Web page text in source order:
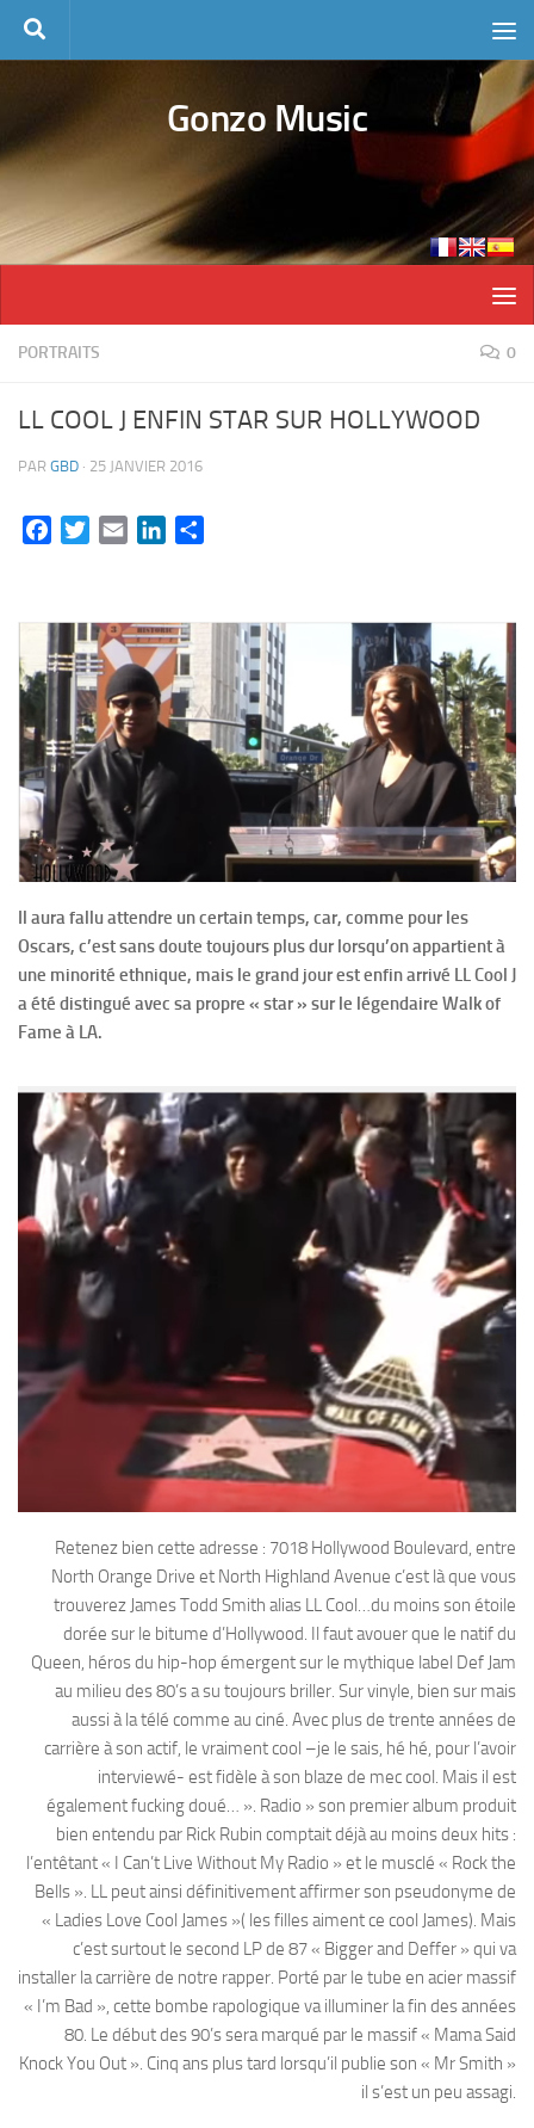
Skip to content
Gonzo Music
PORTRAITS 0
LL COOL J ENFIN STAR SUR HOLLYWOOD
PAR GBD · 25 JANVIER 2016
FacebookTwitterEmail LinkedIn
Il aura fallu attendre un certain temps, car, comme pour les
Oscars, c’est sans doute toujours plus dur lorsqu’on appartient à
une minorité ethnique, mais le grand jour est enfin arrivé LL Cool J
a été distingué avec sa propre « star » sur le légendaire Walk of
Fame à LA.
Retenez bien cette adresse : 7018 Hollywood Boulevard, entre
North Orange Drive et North Highland Avenue c’est là que vous
trouverez James Todd Smith alias LL Cool…du moins son étoile
dorée sur le bitume d’Hollywood. Il faut avouer que le natif du
Queen, héros du hip-hop émergent sur le mythique label Def Jam
au milieu des 80’s a su toujours briller. Sur vinyle, bien sur mais
aussi à la télé comme au ciné. Avec plus de trente années de
carrière à son actif, le vraiment cool –je le sais, hé hé, pour l’avoir
interviewé- est fidèle à son blaze de mec cool. Mais il est
également fucking doué… ». Radio » son premier album produit
bien entendu par Rick Rubin comptait déjà au moins deux hits :
l’entêtant « I Can’t Live Without My Radio » et le musclé « Rock the
Bells ». LL peut ainsi définitivement affirmer son pseudonyme de
« Ladies Love Cool James »( les filles aiment ce cool James). Mais
c’est surtout le second LP de 87 « Bigger and Deffer » qui va
installer la carrière de notre rapper. Porté par le tube en acier massif
« I’m Bad », cette bombe rapologique va illuminer la fin des années
80. Le début des 90’s sera marqué par le massif « Mama Said
Knock You Out ». Cinq ans plus tard lorsqu’il publie son « Mr Smith »
il s’est un peu assagi.